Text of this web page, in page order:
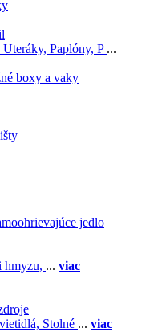
Uteráky, Paplóny, P ...
boxy a vaky
jedlo
hmyzu, ... viac
Stolné ... viac